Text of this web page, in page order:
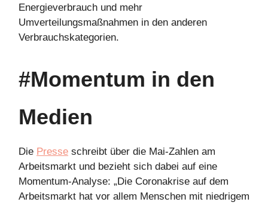
Energieverbrauch und mehr
Umverteilungsmaßnahmen in den anderen
Verbrauchskategorien.
#Momentum in den
Medien
Die Presse schreibt über die Mai-Zahlen am
Arbeitsmarkt und bezieht sich dabei auf eine
Momentum-Analyse: „Die Coronakrise auf dem
Arbeitsmarkt hat vor allem Menschen mit niedrigem